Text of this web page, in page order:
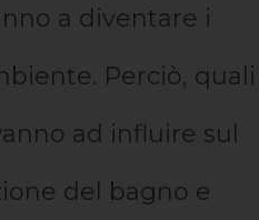
a diventare i
Perciò, quali
ad influire sul
del bagno e